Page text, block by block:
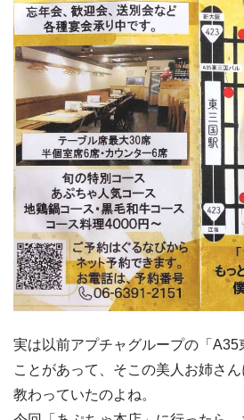
実は以前アプチャグループの「A35
ことがあって、そこの美人お姉さ
教わっていたのよね。